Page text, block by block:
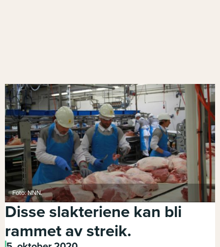
Foto: NNN.
Disse slakteriene kan bli
rammet av streik.